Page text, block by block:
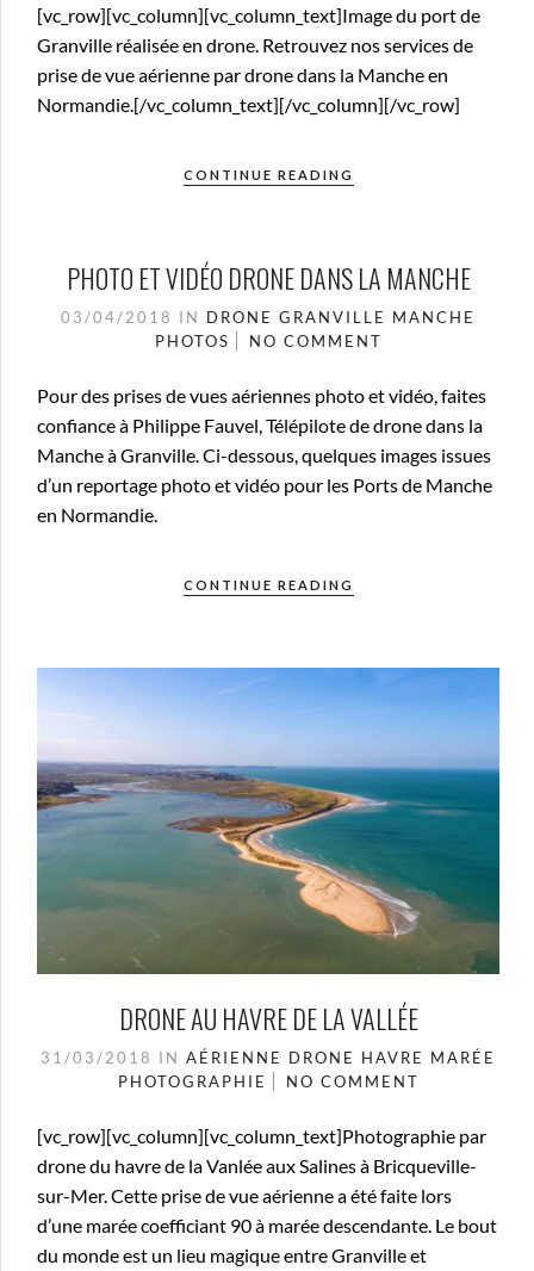
[vc_row][vc_column][vc_column_text]Image du port de
Granville réalisée en drone. Retrouvez nos services de
prise de vue aérienne par drone dans la Manche en
Normandie.[/vc_column_text][/vc_column][/vc_row]
CONTINUE READING
PHOTO ET VIDÉO DRONE DANS LA MANCHE
03/04/2018 IN DRONE GRANVILLE MANCHE
PHOTOS
NO COMMENT
Pour des prises de vues aériennes photo et vidéo, faites
confiance à Philippe Fauvel, Télépilote de drone dans la
Manche à Granville. Ci-dessous, quelques images issues
d’un reportage photo et vidéo pour les Ports de Manche
en Normandie.
CONTINUE READING
DRONE AU HAVRE DE LA VALLÉE
31/03/2018 IN AÉRIENNE DRONE HAVRE MARÉE
PHOTOGRAPHIE
NO COMMENT
[vc_row][vc_column][vc_column_text]Photographie par
drone du havre de la Vanlée aux Salines à Bricqueville-
sur-Mer. Cette prise de vue aérienne a été faite lors
d’une marée coefficiant 90 à marée descendante. Le bout
du monde est un lieu magique entre Granville et